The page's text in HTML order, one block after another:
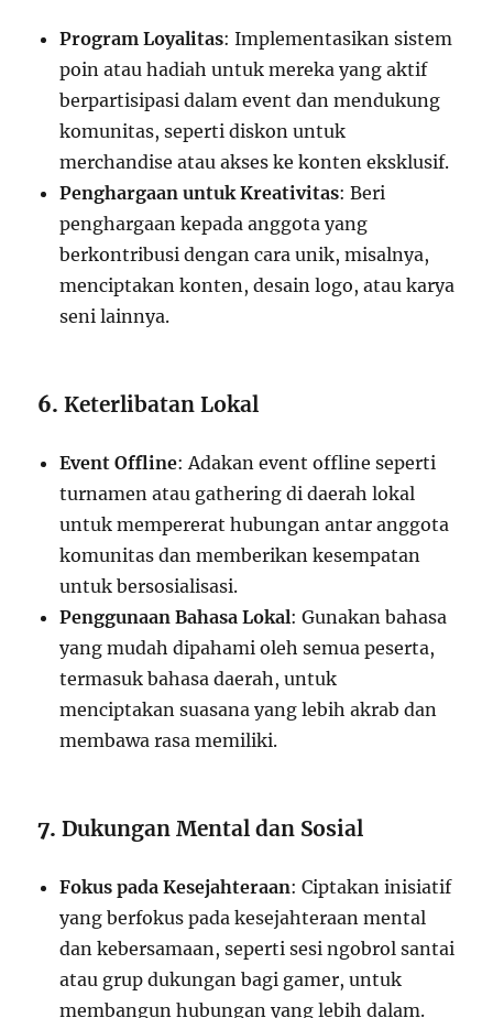
Program Loyalitas: Implementasikan sistem
poin atau hadiah untuk mereka yang aktif
berpartisipasi dalam event dan mendukung
komunitas, seperti diskon untuk
merchandise atau akses ke konten eksklusif.
Penghargaan untuk Kreativitas: Beri
penghargaan kepada anggota yang
berkontribusi dengan cara unik, misalnya,
menciptakan konten, desain logo, atau karya
seni lainnya.
6.Keterlibatan Lokal
Event Offline: Adakan event offline seperti
turnamen atau gathering di daerah lokal
untuk mempererat hubungan antar anggota
komunitas dan memberikan kesempatan
untuk bersosialisasi.
Penggunaan Bahasa Lokal: Gunakan bahasa
yang mudah dipahami oleh semua peserta,
termasuk bahasa daerah, untuk
menciptakan suasana yang lebih akrab dan
membawa rasa memiliki.
7.Dukungan Mental dan Sosial
Fokus pada Kesejahteraan: Ciptakan inisiatif
yang berfokus pada kesejahteraan mental
dan kebersamaan, seperti sesi ngobrol santai
atau grup dukungan bagi gamer, untuk
membangun hubungan yang lebih dalam.